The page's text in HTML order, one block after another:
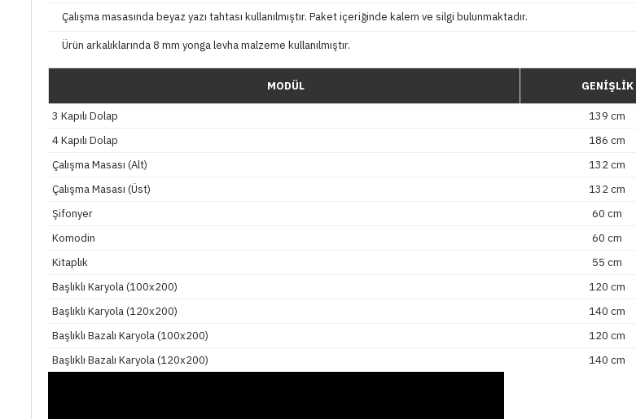
Çalışma masasında beyaz yazı tahtası kullanılmıştır. Paket içeriğinde kalem ve silgi bulunmaktadır.
Ürün arkalıklarında 8 mm yonga levha malzeme kullanılmıştır.
MODÜL GENİŞLİK
3 Kapılı Dolap 139 cm
4 Kapılı Dolap
186 cm
Çalışma Masası (Alt)
132 cm
Çalışma Masası (Üst)
132 cm
Şifonyer
60 cm
Komodin
60 cm
Kitaplık
55 cm
Başlıklı Karyola (100x200)
120 cm
Başlıklı Karyola (120x200)
140 cm
Başlıklı Bazalı Karyola (100x200)
120 cm
Başlıklı Bazalı Karyola (120x200)
140 cm